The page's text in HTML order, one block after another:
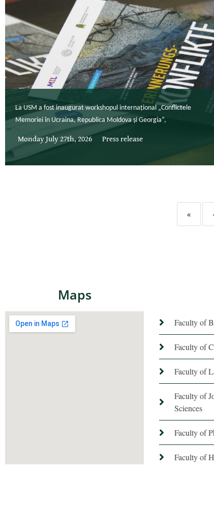
La USM a fost inaugurat workshopul internațional „Conflictele
Memoriei în Ucraina, Republica Moldova și Georgia”,
Monday July 27th, 2026 Press release
«
Maps
Faculty of
Faculty of
Faculty of
Faculty of
Sciences
Faculty of
Faculty of